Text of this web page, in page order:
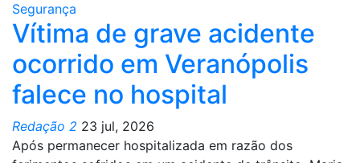
Segurança
Vítima de grave acidente
ocorrido em Veranópolis
falece no hospital
Redação 2 23 jul, 2026
Após permanecer hospitalizada em razão dos